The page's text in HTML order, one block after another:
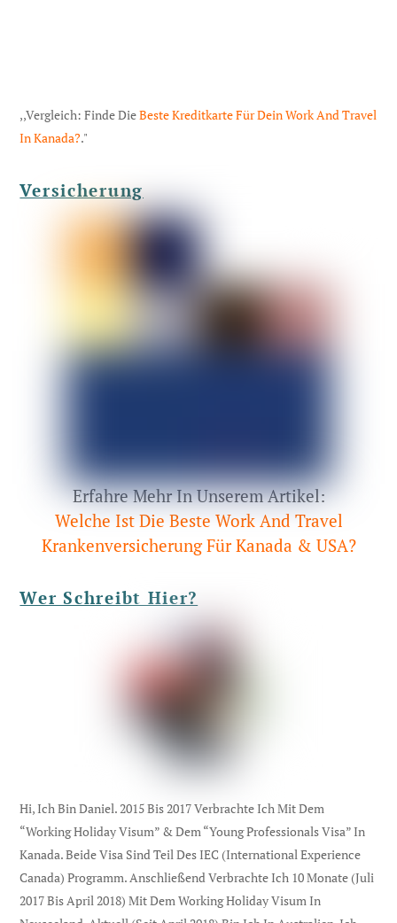
,,Vergleich: Finde DieBeste Kreditkarte Für Dein Work And Travel
In Kanada?."
Versicherung
Erfahre Mehr In Unserem Artikel:
Welche Ist Die Beste Work And Travel
Krankenversicherung Für Kanada & USA?
Wer Schreibt Hier?
Hi, Ich Bin Daniel. 2015 Bis 2017 Verbrachte Ich Mit Dem
“Working Holiday Visum” & Dem “Young Professionals Visa” In
Kanada. Beide Visa Sind Teil Des IEC (international Experience
Canada) Programm. Anschließend Verbrachte Ich 10 Monate (Juli
2017 Bis April 2018) Mit Dem Working Holiday Visum In